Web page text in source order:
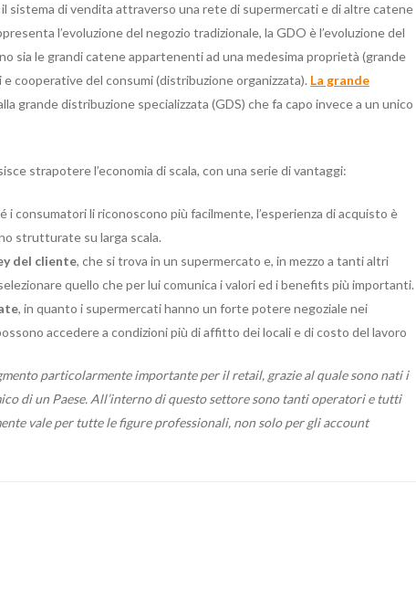
sistema di vendita attraverso una rete di supermercati e di altre catene
l’evoluzione del negozio tradizionale, la GDO è l’evoluzione del
sia le grandi catene appartenenti ad una medesima proprietà (grande
cooperative del consumi (distribuzione organizzata). La grande
grande distribuzione specializzata (GDS) che fa capo invece a un unico
strapotere l’economia di scala, con una serie di vantaggi:
i consumatori li riconoscono più facilmente, l’esperienza di acquisto è
strutturate su larga scala.
del cliente, che si trova in un supermercato e, in mezzo a tanti altri
quello che per lui comunica i valori ed i benefits più importanti.
, in quanto i supermercati hanno un forte potere negoziale nei
accedere a condizioni più di affitto dei locali e di costo del lavoro
particolarmente importante per il retail, grazie al quale sono nati i
di un Paese. All’interno di questo settore sono tanti operatori e tutti
vale per tutte le figure professionali, non solo per gli account